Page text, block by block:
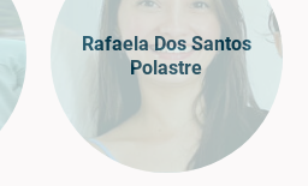
Rafaela Dos Santos
Polastre